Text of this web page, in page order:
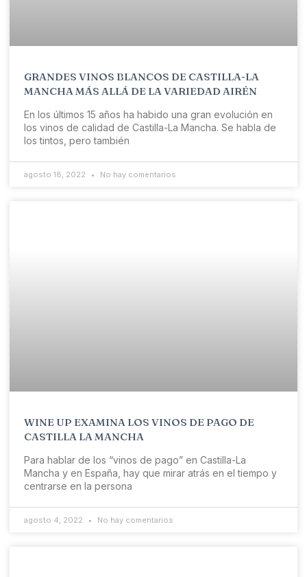
GRANDES VINOS BLANCOS DE CASTILLA-LA
MANCHA MÁS ALLÁ DE LA VARIEDAD AIRÉN
En los últimos 15 años ha habido una gran evolución en
los vinos de calidad de Castilla-La Mancha. Se habla de
los tintos, pero también
agosto 18, 2022 No hay comentarios
WINE UP EXAMINA LOS VINOS DE PAGO DE
CASTILLA LA MANCHA
Para hablar de los “vinos de pago” en Castilla-La
Mancha y en España, hay que mirar atrás en el tiempo y
centrarse en la persona
agosto 4, 2022 No hay comentarios